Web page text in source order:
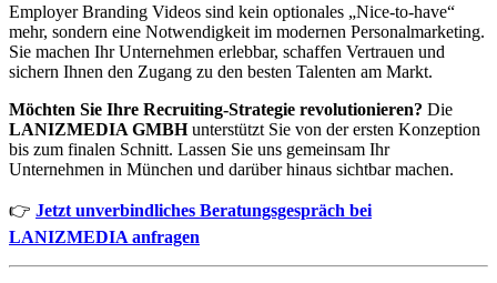
Employer Branding Videos sind kein optionales „Nice-to-have“
mehr, sondern eine Notwendigkeit im modernen Personalmarketing.
Sie machen Ihr Unternehmen erlebbar, schaffen Vertrauen und
sichern Ihnen den Zugang zu den besten Talenten am Markt.
Möchten Sie Ihre Recruiting-Strategie revolutionieren? Die
LANIZMEDIA GMBHunterstützt Sie von der ersten Konzeption
bis zum finalen Schnitt. Lassen Sie uns gemeinsam Ihr
Unternehmen in München und darüber hinaus sichtbar machen.
👉 Jetzt unverbindliches Beratungsgespräch bei
LANIZMEDIA anfragen